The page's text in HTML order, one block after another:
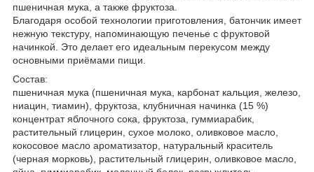
пшеничная мука, а также фруктоза.
Благодаря особой технологии приготовления, батончик имеет
нежную текстуру, напоминающую печенье с фруктовой
начинкой. Это делает его идеальным перекусом между
основными приёмами пищи.
Состав:
пшеничная мука (пшеничная мука, карбонат кальция, железо,
ниацин, тиамин), фруктоза, клубничная начинка (15 %)
концентрат яблочного сока, фруктоза, гуммиарабик,
растительный глицерин, сухое молоко, оливковое масло,
кокосовое масло ароматизатор, натуральный краситель
(черная морковь), растительный глицерин, оливковое масло,